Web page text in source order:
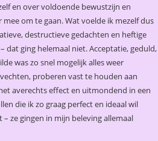
en over voldoende bewustzijn en
om te gaan. Wat voelde ik mezelf dus
destructieve gedachten en heftige
dat ging helemaal niet. Acceptatie, geduld,
was zo snel mogelijk alles weer
proberen vast te houden aan
averechts effect en uitmondend in een
die ik zo graag perfect en ideaal wil
ze gingen in mijn beleving allemaal